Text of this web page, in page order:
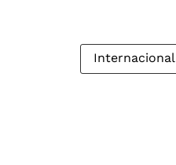
Internacional